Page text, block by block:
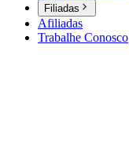
Filiadas
Afiliadas
Trabalhe Conosco